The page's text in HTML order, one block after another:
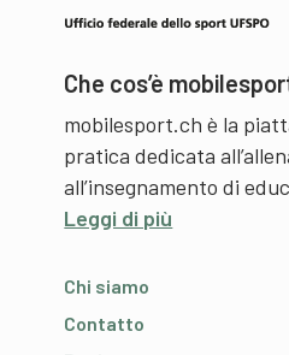
Che cos’è
mobilesport.ch è la
pratica dedicata
all’insegnamento di
Leggi di più
Chi siamo
Contatto